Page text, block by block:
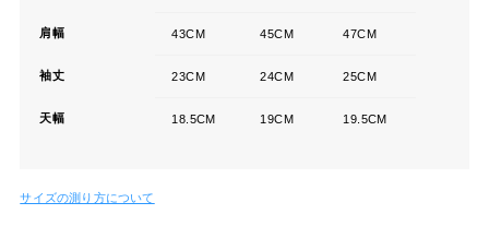
肩幅 43CM 45CM 47CM
袖丈 23CM 24CM 25CM
天幅 18.5CM 19CM 19.5CM
サイズの測り方について